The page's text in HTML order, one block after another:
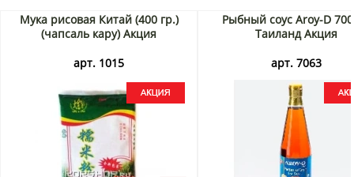
Мука рисовая Китай (400 гр.)
(чапсаль кару) Акция
арт. 1015
Рыбный соус Aroy-D
Таиланд Акция
арт. 7063